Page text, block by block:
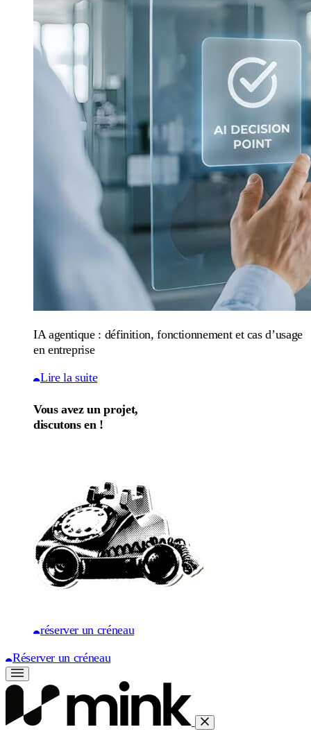
IA agentique : définition, fonctionnement et cas d’usage
en entreprise
Lire la suite
Vous avez un projet,
discutons en !
réserver un créneau
Réserver un créneau